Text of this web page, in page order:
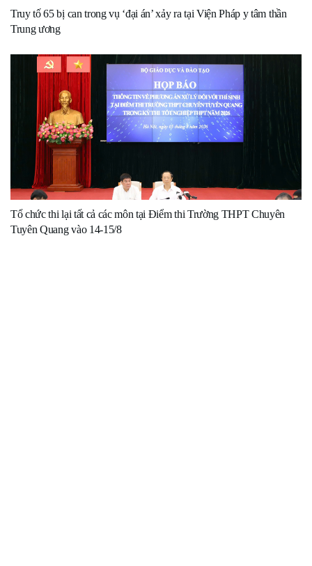
Truy tố 65 bị can trong vụ ‘đại án’ xảy ra tại Viện Pháp y tâm thần
Trung ương
Tổ chức thi lại tất cả các môn tại Điểm thi Trường THPT Chuyên
Tuyên Quang vào 14-15/8